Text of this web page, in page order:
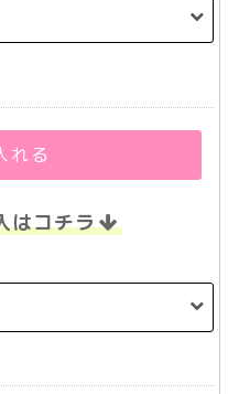
れる
はコチラ